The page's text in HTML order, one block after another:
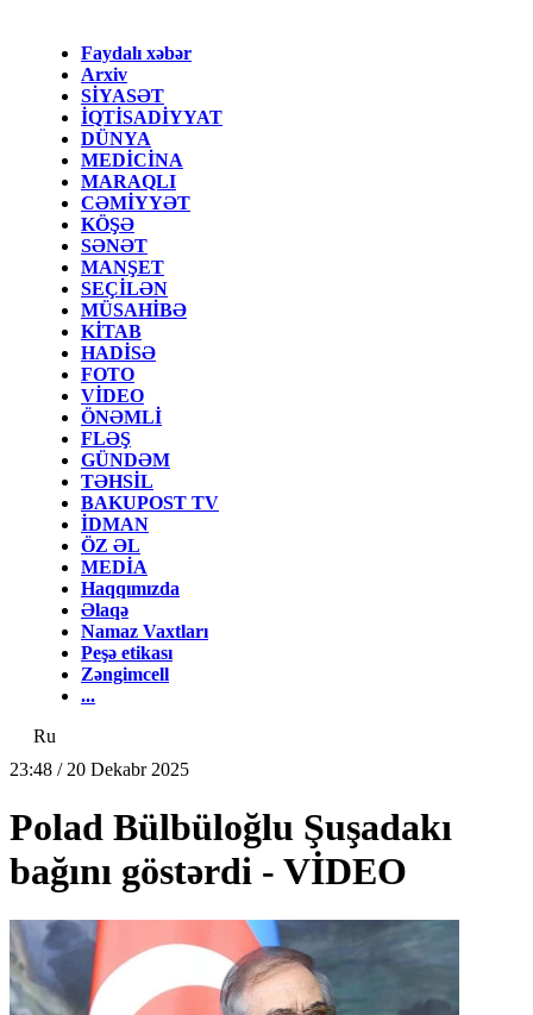
Faydalı xəbər
Arxiv
SİYASƏT
İQTİSADİYYAT
DÜNYA
MEDİCİNA
MARAQLI
CƏMİYYƏT
KÖŞƏ
SƏNƏT
MANŞET
SEÇİLƏN
MÜSAHİBƏ
KİTAB
HADİSƏ
FOTO
VİDEO
ÖNƏMLİ
FLƏŞ
GÜNDƏM
TƏHSİL
BAKUPOST TV
İDMAN
ÖZ ƏL
MEDİA
Haqqımızda
Əlaqə
Namaz Vaxtları
Peşə etikası
Zəngimcell
...
Ru
23:48 / 20 Dekabr 2025
Polad Bülbüloğlu Şuşadakı
bağını göstərdi - VİDEO